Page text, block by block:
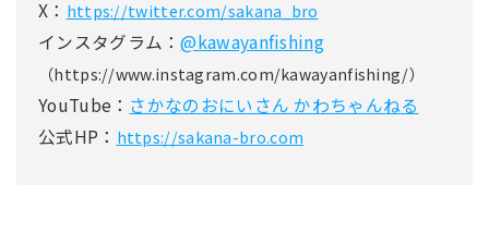
X： https://twitter.com/sakana_bro
インスタグラム：@kawayanfishing
（https://www.instagram.com/kawayanfishing/）
YouTube： さかなのおにいさん かわちゃんねる
公式HP： https://sakana-bro.com